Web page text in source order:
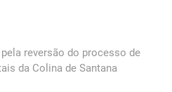
reversão do processo de
da Colina de Santana